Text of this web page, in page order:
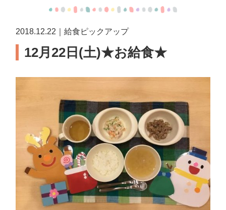
2018.12.22｜給食ピックアップ
12月22日(土)★お給食★